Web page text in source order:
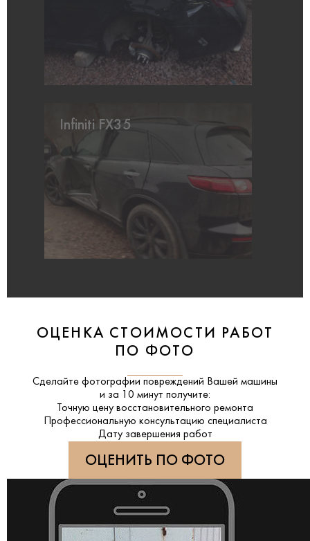
Infiniti FX35
ОЦЕНКА СТОИМОСТИ РАБОТ
ПО ФОТО
Сделайте фотографии повреждений Вашей машины
и за
10 минут получите:
Точную цену восстановительного ремонта
Профессиональную консультацию специалиста
Дату завершения работ
ОЦЕНИТЬ ПО ФОТО